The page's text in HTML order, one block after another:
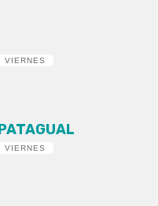
VIERNES
VIERNES